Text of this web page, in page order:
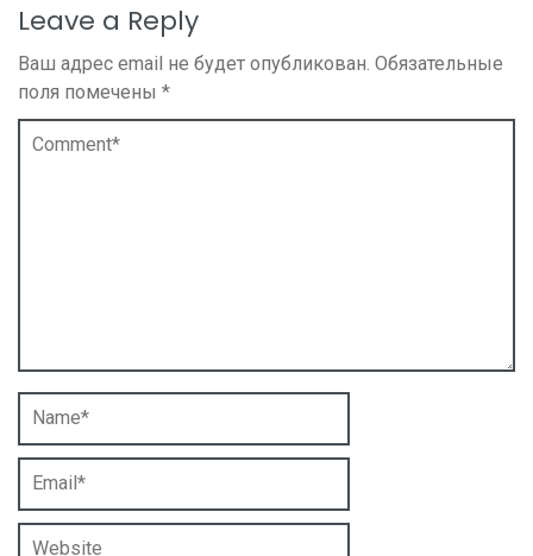
Leave a Reply
Ваш адрес email не будет опубликован. Обязательные
поля помечены *